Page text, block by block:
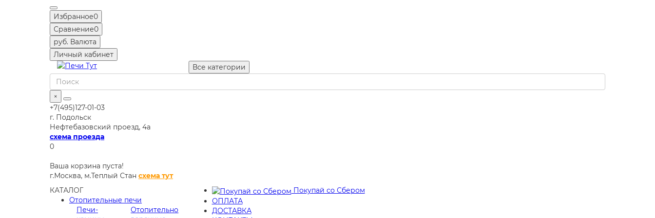
Избранное0
Сравнение0
руб. Валюта
Личный кабинет
Все категории
×
+7(495)127-01-03
г. Подольск
Нефтебазовский проезд, 4а
схема проезда
0
Ваша корзина пуста!
г.Москва, м.Теплый Стан схема тут
КАТАЛОГ
Отопительные печи
Печи-
Отопительно
Покупай со Сбером
ОПЛАТА
ДОСТАВКА